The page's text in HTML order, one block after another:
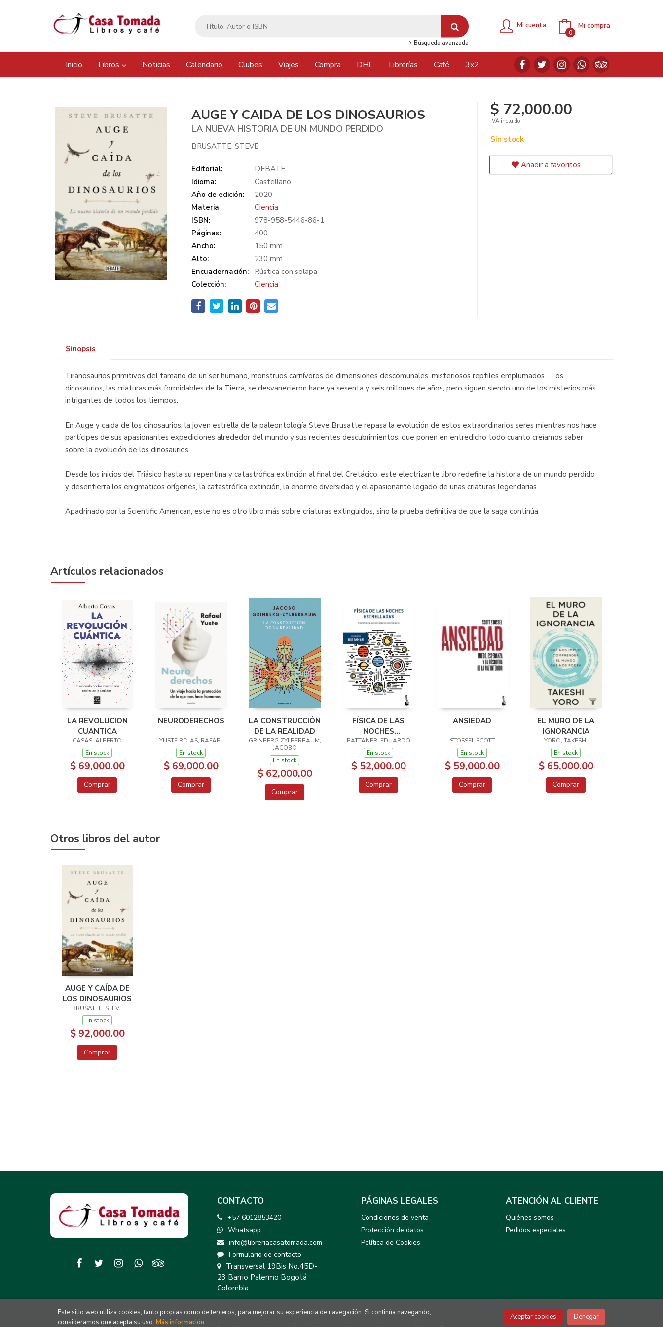
Búsqueda avanzada
Mi cuenta Mi compra
0
Inicio Libros Noticias Calendario Clubes Viajes Compra DHL Librerías Café 3x2
AUGE Y CAIDA DE LOS DINOSAURIOS
LA NUEVA HISTORIA DE UN MUNDO PERDIDO
BRUSATTE, STEVE
Editorial:
DEBATE
Idioma:
Castellano
Año de edición:
2020
Materia
Ciencia
ISBN:
978-958-5446-86-1
Páginas:
400
Ancho:
150 mm
Alto:
230 mm
Encuadernación:
Rústica con solapa
Colección:
Ciencia
$ 72,000.00
IVA incluido
Sin stock
Añadir a favoritos
Sinopsis
Tiranosaurios primitivos del tamaño de un ser humano, monstruos carnívoros de dimensiones descomunales, misteriosos reptiles emplumados... Los
dinosaurios, las criaturas más formidables de la Tierra, se desvanecieron hace ya sesenta y seis millones de años, pero siguen siendo uno de los misterios más
intrigantes de todos los tiempos.
En Auge y caída de los dinosaurios, la joven estrella de la paleontología Steve Brusatte repasa la evolución de estos extraordinarios seres mientras nos hace
partícipes de sus apasionantes expediciones alrededor del mundo y sus recientes descubrimientos, que ponen en entredicho todo cuanto creíamos saber
sobre la evolución de los dinosaurios.
Desde los inicios del Triásico hasta su repentina y catastrófica extinción al final del Cretácico, este electrizante libro redefine la historia de un mundo perdido
y desentierra los enigmáticos orígenes, la catastrófica extinción, la enorme diversidad y el apasionante legado de unas criaturas legendarias.
Apadrinado por la Scientific American, este no es otro libro más sobre criaturas extinguidos, sino la prueba definitiva de que la saga continúa.
Artículos relacionados
LA REVOLUCION
CUANTICA
CASAS, ALBERTO
En stock
$ 69,000.00
Comprar
NEURODERECHOS
YUSTE ROJAS, RAFAEL
En stock
$ 69,000.00
Comprar
LA CONSTRUCCIÓN
DE LA REALIDAD
GRINBERG ZYLBERBAUM,
JACOBO
En stock
$ 62,000.00
Comprar
FÍSICA DE LAS
NOCHES
ESTRELLADAS
BATTANER, EDUARDO
En stock
$ 52,000.00
Comprar
ANSIEDAD
STOSSEL SCOTT
En stock
$ 59,000.00
Comprar
EL MURO DE LA
IGNORANCIA
YORO, TAKESHI
En stock
$ 65,000.00
Comprar
Otros libros del autor
AUGE Y CAÍDA DE
LOS DINOSAURIOS
BRUSATTE, STEVE
En stock
$ 92,000.00
Comprar
CONTACTO
+57 6012853420
Whatsapp
info@libreriacasatomada.com
Formulario de contacto
Transversal 19Bis No.45D-
23 Barrio Palermo Bogotá
Colombia
PÁGINAS LEGALES
Condiciones de venta
Protección de datos
Política de Cookies
ATENCIÓN AL CLIENTE
Quiénes somos
Pedidos especiales
Este sitio web utiliza cookies, tanto propias como de terceros, para mejorar su experiencia de navegación. Si continúa navegando,
consideramos que acepta su uso. Más información
Aceptar cookies Denegar